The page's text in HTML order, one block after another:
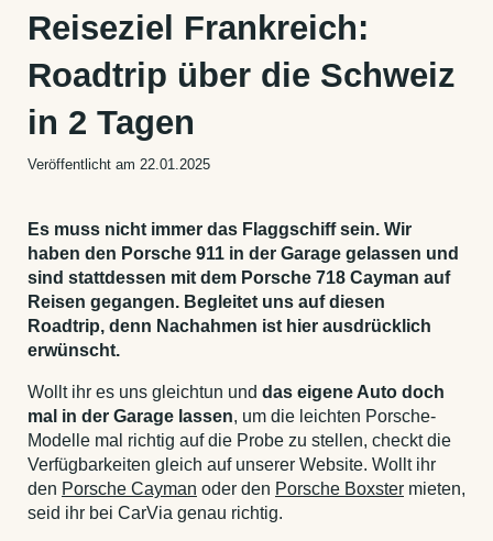
Reiseziel Frankreich:
Roadtrip über die Schweiz
in 2 Tagen
Veröffentlicht am 22.01.2025
Es muss nicht immer das Flaggschiff sein. Wir
haben den Porsche 911 in der Garage gelassen und
sind stattdessen mit dem Porsche 718 Cayman auf
Reisen gegangen. Begleitet uns auf diesen
Roadtrip, denn Nachahmen ist hier ausdrücklich
erwünscht.
Wollt ihr es uns gleichtun und das eigene Auto doch
mal in der Garage lassen, um die leichten Porsche-
Modelle mal richtig auf die Probe zu stellen, checkt die
Verfügbarkeiten gleich auf unserer Website. Wollt ihr
den Porsche Cayman oder den Porsche Boxster mieten,
seid ihr bei CarVia genau richtig.